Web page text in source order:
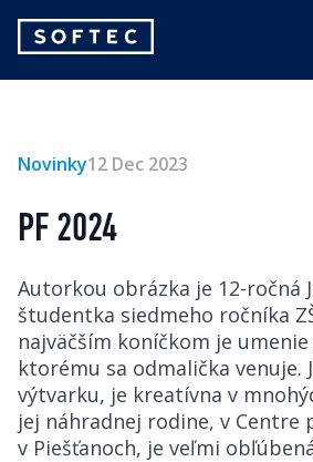
logo
Novinky12 Dec 2023
PF 2024
Autorkou obrázka je 12-ročná
študentka siedmeho ročníka
najväčším koníčkom je
ktorému sa odmalička venuje.
výtvarku, je kreatívna v
jej náhradnej rodine, v Centre
v Piešťanoch, je veľmi